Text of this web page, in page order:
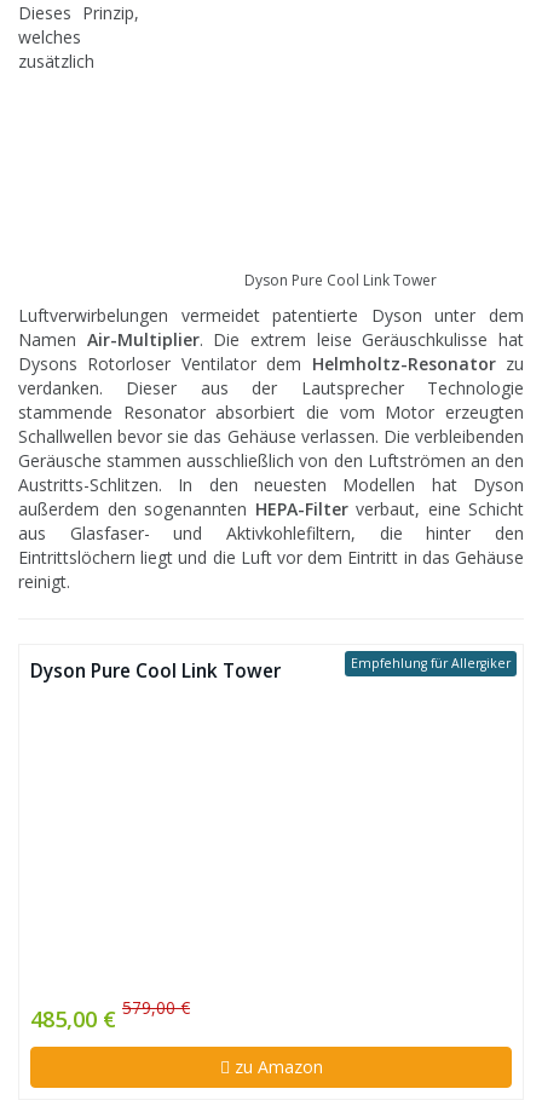
Dyson Pure Cool Link Tower
Dieses Prinzip,
welches
zusätzlich
Luftverwirbelungen vermeidet patentierte Dyson unter dem
Namen Air-Multiplier. Die extrem leise Geräuschkulisse hat
Dysons Rotorloser Ventilator dem Helmholtz-Resonatorzu
verdanken. Dieser aus der Lautsprecher Technologie
stammende Resonator absorbiert die vom Motor erzeugten
Schallwellen bevor sie das Gehäuse verlassen. Die verbleibenden
Geräusche stammen ausschließlich von den Luftströmen an den
Austritts-Schlitzen. In den neuesten Modellen hat Dyson
außerdem den sogenannten HEPA-Filterverbaut, eine Schicht
aus Glasfaser- und Aktivkohlefiltern, die hinter den
Eintrittslöchern liegt und die Luft vor dem Eintritt in das Gehäuse
reinigt.
Empfehlung für Allergiker
Dyson Pure Cool Link Tower
485,00 € 579,00 €
zu Amazon